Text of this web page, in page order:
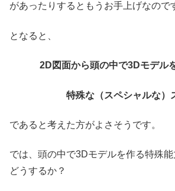
があったりするともうお手上げなので
となると、
2D図面から頭の中で3Dモデル
特殊な（スペシャルな）
であると考えた方がよさそうです。
では、頭の中で3Dモデルを作る特殊
どうするか？